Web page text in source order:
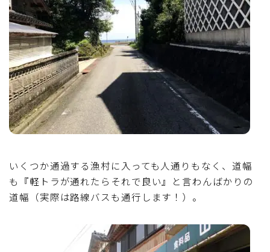
いくつか通過する漁村に入っても人通りもなく、道幅
も『軽トラが通れたらそれで良い』と言わんばかりの
道幅（実際は路線バスも通行します！）。